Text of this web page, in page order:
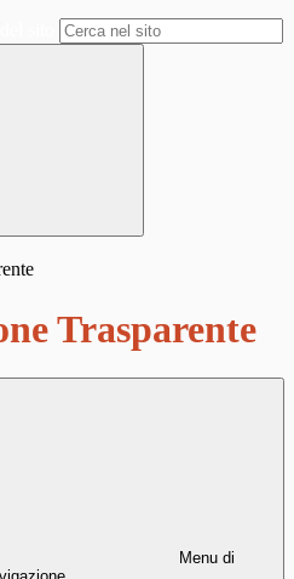
Trasparente
Menu di